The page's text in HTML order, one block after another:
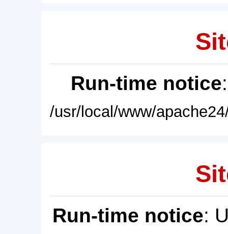
Run-time notice
/usr/local/www/
Run-time notice: